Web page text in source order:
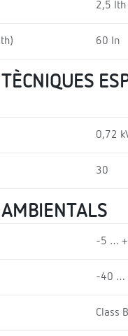
2,5 Ith
60 In
0,72
30
-5 …
-40 …
Class